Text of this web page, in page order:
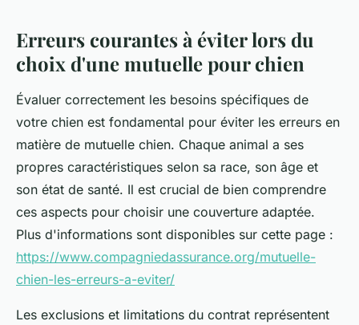
Erreurs courantes à éviter lors du
choix d'une mutuelle pour chien
Évaluer correctement les besoins spécifiques de
votre chien est fondamental pour éviter les erreurs en
matière de mutuelle chien. Chaque animal a ses
propres caractéristiques selon sa race, son âge et
son état de santé. Il est crucial de bien comprendre
ces aspects pour choisir une couverture adaptée.
Plus d'informations sont disponibles sur cette page :
https://www.compagniedassurance.org/mutuelle-
chien-les-erreurs-a-eviter/
Les exclusions et limitations du contrat représentent